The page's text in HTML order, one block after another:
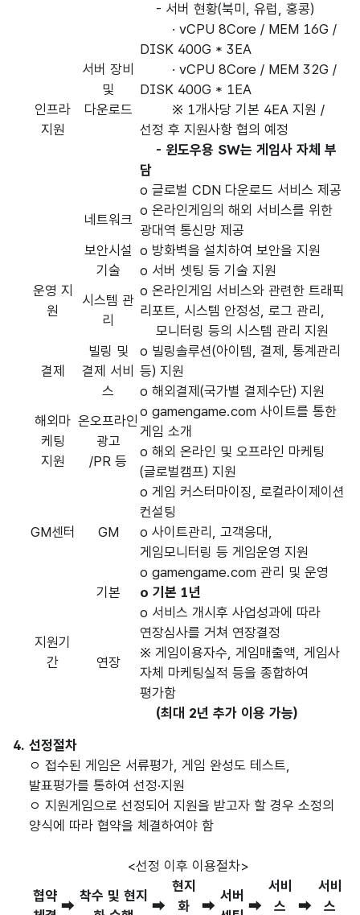
인프라
지원
서버 장비
및
다운로드
- 서버 현황(북미, 유럽, 홍콩)
· vCPU 8Core / MEM 16G /
DISK 400G * 3EA
· vCPU 8Core / MEM 32G /
DISK 400G * 1EA
※ 1개사당 기본 4EA 지원 /
선정 후 지원사항 협의 예정
- 윈도우용 SW는 게임사 자체 부
담
o 글로벌 CDN 다운로드 서비스 제공
네트워크
o 온라인게임의 해외 서비스를 위한
광대역 통신망 제공
보안시설 o 방화벽을 설치하여 보안을 지원
운영 지
원
기술
o 서버 셋팅 등 기술 지원
시스템 관
리
o 온라인게임 서비스와 관련한 트래픽
리포트, 시스템 안정성, 로그 관리,
모니터링 등의 시스템 관리 지원
결제
빌링 및
결제 서비
스
o 빌링솔루션(아이템, 결제, 통계관리
등) 지원
o 해외결제(국가별 결제수단) 지원
해외마
케팅
지원
온오프라인
광고
/PR 등
o gamengame.com 사이트를 통한
게임 소개
o 해외 온라인 및 오프라인 마케팅
(글로벌캠프) 지원
GM센터 GM
o 게임 커스터마이징, 로컬라이제이션
컨설팅
o 사이트관리, 고객응대,
게임모니터링 등 게임운영 지원
o gamengame.com 관리 및 운영
지원기
간
기본 o 기본 1년
연장
o 서비스 개시후 사업성과에 따라
연장심사를 거쳐 연장결정
※ 게임이용자수, 게임매출액, 게임사
자체 마케팅실적 등을 종합하여
평가함
(최대 2년 추가 이용 가능)
4. 선정절차
ㅇ 접수된 게임은 서류평가, 게임 완성도 테스트,
발표평가를 통하여 선정·지원
ㅇ 지원게임으로 선정되어 지원을 받고자 할 경우 소정의
양식에 따라 협약을 체결하여야 함
<선정 이후 이용절차>
협약
➡
착수 및 현지
➡
현지
화
➡
서버
➡
서비
스
➡
서비
스